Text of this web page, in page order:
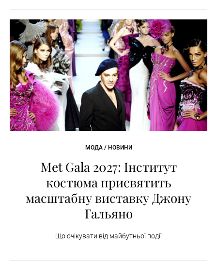
МОДА / НОВИНИ
Met Gala 2027: Інститут
костюма присвятить
масштабну виставку Джону
Гальяно
Що очікувати від майбутньої події